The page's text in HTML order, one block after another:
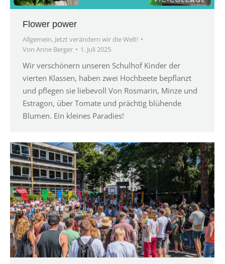
Flower power
Allgemein, Jetzt verändern wir die Welt!
Von Anne Berger 1. Juli 2025
Wir verschönern unseren Schulhof Kinder der
vierten Klassen, haben zwei Hochbeete bepflanzt
und pflegen sie liebevoll Von Rosmarin, Minze und
Estragon, über Tomate und prächtig blühende
Blumen. Ein kleines Paradies!